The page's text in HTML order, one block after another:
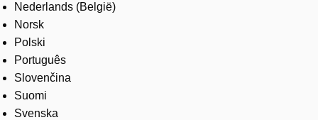
Nederlands (België)
Norsk
Polski
Português
Slovenčina
Suomi
Svenska